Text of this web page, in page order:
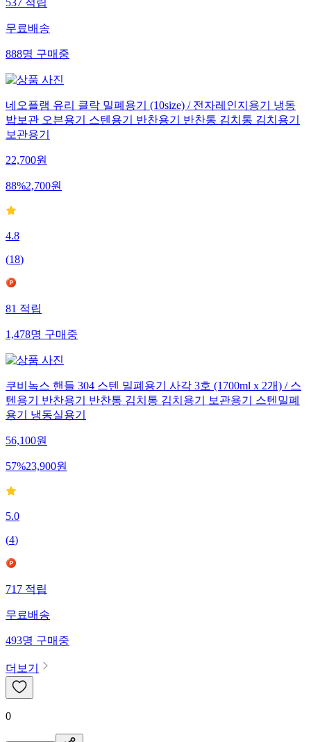
537적립
무료배송
888명구매중
네오플램 유리 클락 밀폐용기 (10size) / 전자레인지용기 냉동
밥보관 오븐용기 스텐용기 반찬용기 반찬통 김치통 김치용기
보관용기
22,700원
88%2,700원
4.8
(18)
81적립
1,478명구매중
쿠비녹스 핸들 304 스텐 밀폐용기 사각 3호 (1700ml x 2개) / 스
텐용기 반찬용기 반찬통 김치통 김치용기 보관용기 스텐밀폐
용기 냉동실용기
56,100원
57%23,900원
5.0
(4)
717적립
무료배송
493명구매중
더보기
0